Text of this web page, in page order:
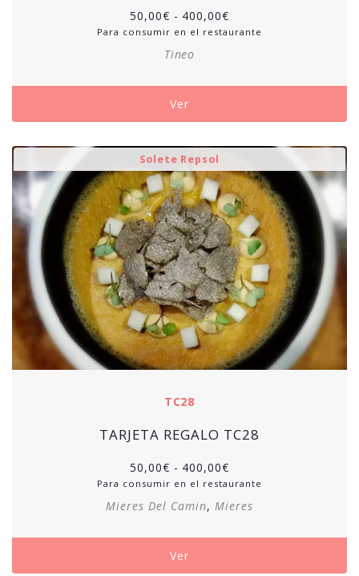
50,00€ - 400,00€
Para consumir en el restaurante
Tineo
Ver
Solete Repsol
TC28
TARJETA REGALO TC28
50,00€ - 400,00€
Para consumir en el restaurante
Mieres Del Camin, Mieres
Ver